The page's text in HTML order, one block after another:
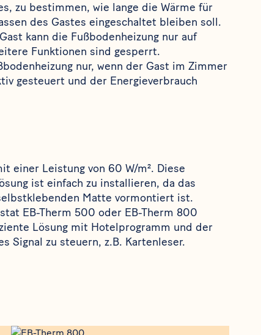
zu bestimmen, wie lange die Wärme für
des Gastes eingeschaltet bleiben soll.
kann die Fußbodenheizung nur auf
Funktionen sind gesperrt.
nur, wenn der Gast im Zimmer
gesteuert und der Energieverbrauch
einer Leistung von 60 W/m². Diese
ist einfach zu installieren, da das
Matte vormontiert ist.
EB-Therm 500 oder EB-Therm 800
Lösung mit Hotelprogramm und der
Signal zu steuern, z.B. Kartenleser.
Therm 800